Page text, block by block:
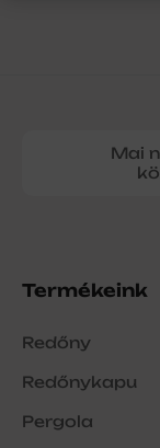
Mai
Termékeink
Redőny
Redőnykapu
Pergola